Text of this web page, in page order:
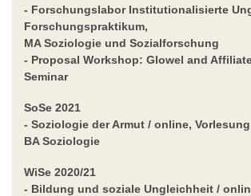
- Forschungslabor Institutionalisierte
Forschungspraktikum,
MA Soziologie und Sozialforschung
- Proposal Workshop: Glowel and
Seminar
SoSe 2021
- Soziologie der Armut / online, Vorlesung
BA Soziologie
WiSe 2020/21
- Bildung und soziale Ungleichheit /